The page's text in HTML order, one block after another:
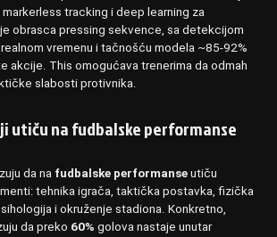
tracking i deep learning za
obrasca pressing sekvence, sa detekcijom
vremenu i tačnošću modela ~85-92%
akcije. This omogućava trenerima da odmah
slabosti protivnika.
utiču na fudbalske performanse
da na fudbalske performanse utiču
tehnika igrača, taktička postavka, fizička
i okruženje stadiona. Konkretno,
da preko 60% golova nastaje unutar